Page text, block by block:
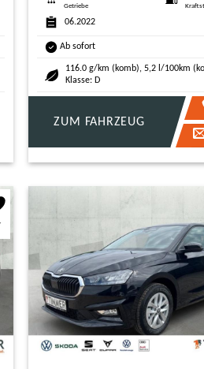
Getriebe
06.2022
Ab sofort
116.0 g/km (komb), 5,2 l/100km
Klasse: D
ZUM FAHRZEUG